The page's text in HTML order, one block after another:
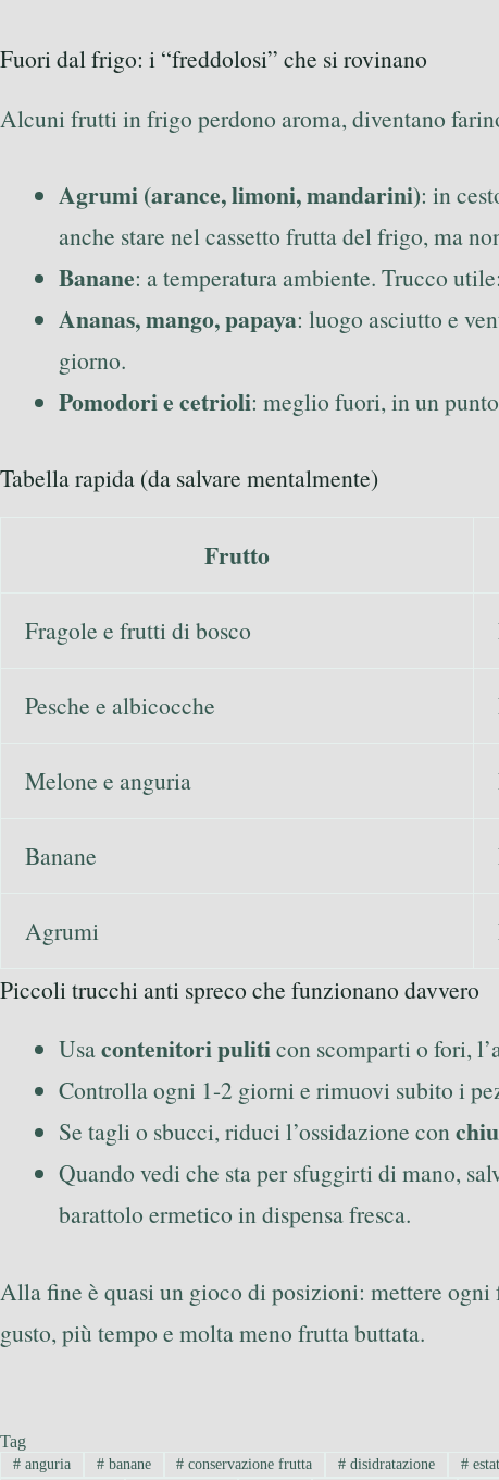
Fuori dal frigo: i “freddolosi” che si rovinano
Alcuni frutti in frigo perdono aroma, diventano
Agrumi (arance, limoni, mandarini): in
anche stare nel cassetto frutta del frigo, ma
Banane: a temperatura ambiente. Trucco utile:
Ananas, mango, papaya: luogo asciutto e
giorno.
Pomodori e cetrioli: meglio fuori, in un
Tabella rapida (da salvare mentalmente)
Frutto
Fragole e frutti di bosco
Pesche e albicocche
Melone e anguria
Banane
Agrumi
Piccoli trucchi anti spreco che funzionano davvero
Usacontenitori puliticon scomparti o fori,
Controlla ogni 1-2 giorni e rimuovi subito i
Se tagli o sbucci, riduci l’ossidazione con
Quando vedi che sta per sfuggirti di mano,
barattolo ermetico in dispensa fresca.
Alla fine è quasi un gioco di posizioni: mettere
gusto, più tempo e molta meno frutta buttata.
Tag
#anguria #banane # conservazione frutta # disidratazione #